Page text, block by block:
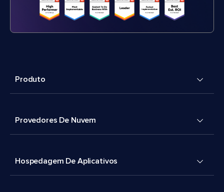
Produto
Provedores De Nuvem
Hospedagem De Aplicativos